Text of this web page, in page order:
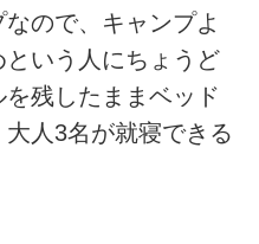
ので、キャンプよ
いう人にちょうど
残したままベッド
人3名が就寝できる